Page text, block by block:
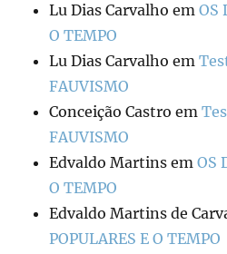
Lu Dias Carvalho emOS
O TEMPO
Lu Dias Carvalho em
FAUVISMO
Conceição Castro em
FAUVISMO
Edvaldo Martins emOS
O TEMPO
Edvaldo Martins de
POPULARES E O TEMPO